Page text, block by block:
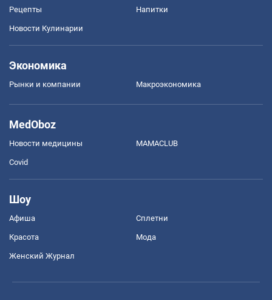
Рецепты Напитки
Новости Кулинарии
Экономика
Рынки и компании Mакроэкономика
MedOboz
Новости медицины MAMACLUB
Covid
Шоу
Афиша Сплетни
Красота Мода
Женский Журнал